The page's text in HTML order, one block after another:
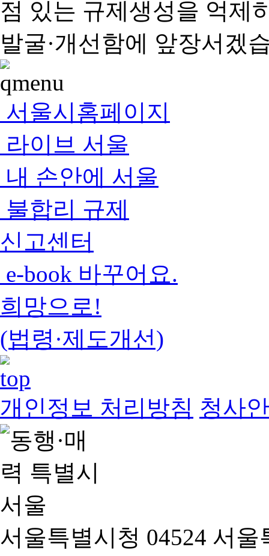
점 있는 규제생성을 억제
발굴·개선함에 앞장서겠
서울시홈페이지
라이브 서울
내 손안에 서울
불합리 규제
신고센터
e-book 바꾸어요.
희망으로!
(법령·제도개선)
개인정보 처리방침 청사
서울특별시청 04524 서